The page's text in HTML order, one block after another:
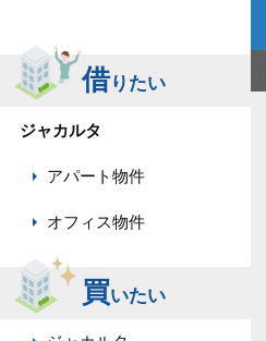
借りたい
ジャカルタ
アパート物件
オフィス物件
買いたい